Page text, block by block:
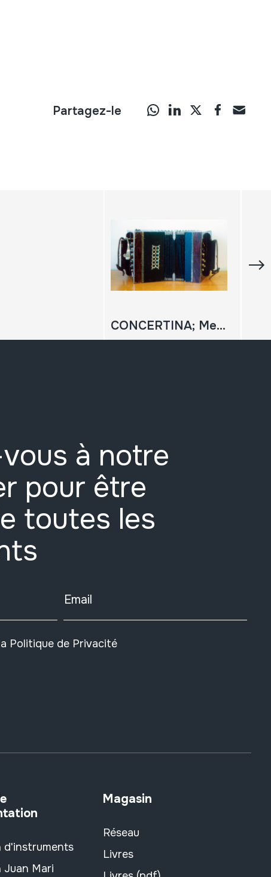
Partagez-le
CONCERTINA; Mechanical playing concertina
à notre
pour être
toutes les
Email
Politique de Privacité
d'instruments
Juan Mari
Magasin
Réseau
Livres